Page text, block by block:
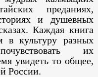
преданиях,
и душевных
Каждая книга
в культуру разных
их
увидеть то общее,
России.